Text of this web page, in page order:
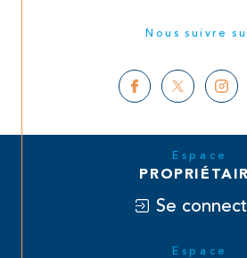
Nous suivre
Espace
Se
Espace